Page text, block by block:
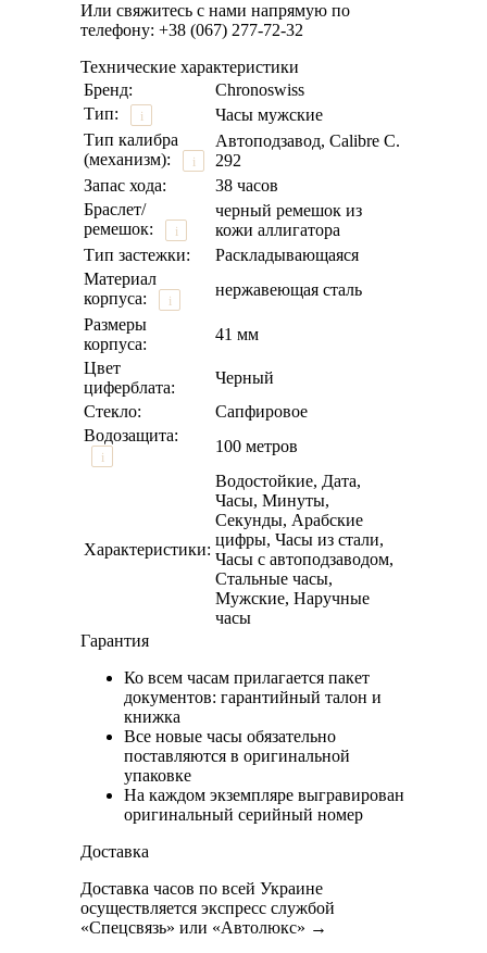
Или свяжитесь с нами напрямую по
телефону: +38 (067) 277-72-32
Технические характеристики
Бренд:
Chronoswiss
Тип:
i
Часы мужские
Тип калибра
(механизм):
i
Автоподзавод, Calibre C.
292
Запас хода:
38 часов
Браслет/
ремешок:
i
черный ремешок из
кожи аллигатора
Тип застежки:
Раскладывающаяся
Материал
корпуса:
i
нержавеющая сталь
Размеры
корпуса:
41 мм
Цвет
циферблата:
Черный
Стекло:
Сапфировое
Водозащита:
i
100 метров
Характеристики:
Водостойкие, Дата,
Часы, Минуты,
Секунды, Арабские
цифры, Часы из стали,
Часы с автоподзаводом,
Стальные часы,
Мужские, Наручные
часы
Гарантия
Ко всем часам прилагается пакет
документов: гарантийный талон и
книжка
Все новые часы обязательно
поставляются в оригинальной
упаковке
На каждом экземпляре выгравирован
оригинальный серийный номер
Доставка
Доставка часов по всей Украине
осуществляется экспресс службой
«Спецсвязь» или «Автолюкс» →